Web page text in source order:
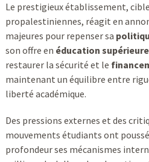
Le prestigieux établissement,
propalestiniennes, réagit en
majeures pour repenser sa
son offre en éducation supérieure
restaurer la sécurité et le
maintenant un équilibre entre
liberté académique.
Des pressions externes et des
mouvements étudiants ont
profondeur ses mécanismes